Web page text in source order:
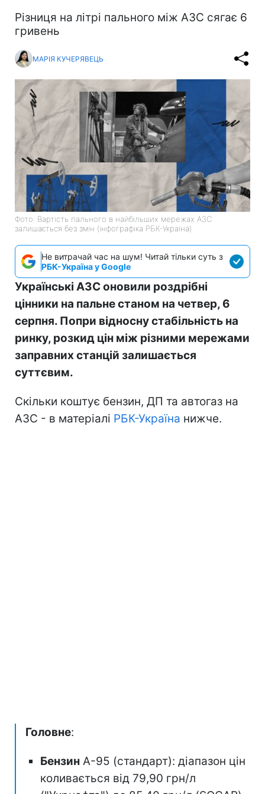
Різниця на літрі пального між АЗС сягає 6
гривень
МАРІЯ КУЧЕРЯВЕЦЬ
Фото: Вартість пального в найбільших мережах АЗС
залишається без змін (інфографіка РБК-Україна)
Не витрачай час на шум! Читай тільки суть з
РБК-Україна у Google
Українські АЗС оновили роздрібні
цінники на пальне станом на четвер, 6
серпня. Попри відносну стабільність на
ринку, розкид цін між різними мережами
заправних станцій залишається
суттєвим.
Скільки коштує бензин, ДП та автогаз на
АЗС - в матеріалі РБК-Україна нижче.
Головне:
Бензин А-95 (стандарт): діапазон цін
коливається від 79,90 грн/л